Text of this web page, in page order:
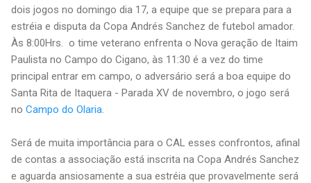
dois jogos no domingo dia 17, a equipe que se prepara para a
estréia e disputa da Copa Andrés Sanchez de futebol amador.
Às 8:00Hrs. o time veterano enfrenta o Nova geração de Itaim
Paulista no Campo do Cigano, às 11:30 é a vez do time
principal entrar em campo, o adversário será a boa equipe do
Santa Rita de Itaquera - Parada XV de novembro, o jogo será
no Campo do Olaria.
Será de muita importância para o CAL esses confrontos, afinal
de contas a associação está inscrita na Copa Andrés Sanchez
e aguarda ansiosamente a sua estréia que provavelmente será